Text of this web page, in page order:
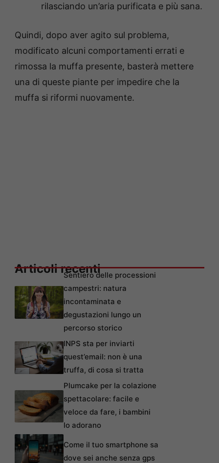
rilasciando un’aria purificata e più sana.
Quindi, dopo aver agito sul problema,
modificato alcuni comportamenti errati e
rimossa la muffa presente, basterà mettere
una di queste piante per impedire che la
muffa si riformi nuovamente.
Articoli recentiSentiero delle processioni
campestri: natura
incontaminata e
degustazioni lungo un
percorso storico
INPS sta per inviarti
quest’email: non è una
truffa, di cosa si tratta
Plumcake per la colazione
spettacolare: facile e
veloce da fare, i bambini
lo adorano
Come il tuo smartphone sa
dove sei anche senza gps